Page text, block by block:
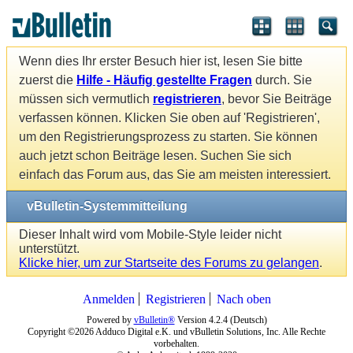
Wenn dies Ihr erster Besuch hier ist, lesen Sie bitte
zuerst die Hilfe - Häufig gestellte Fragen durch. Sie
müssen sich vermutlich registrieren, bevor Sie Beiträge
verfassen können. Klicken Sie oben auf 'Registrieren',
um den Registrierungsprozess zu starten. Sie können
auch jetzt schon Beiträge lesen. Suchen Sie sich
einfach das Forum aus, das Sie am meisten interessiert.
vBulletin-Systemmitteilung
Dieser Inhalt wird vom Mobile-Style leider nicht
unterstützt.
Klicke hier, um zur Startseite des Forums zu gelangen.
Anmelden Registrieren Nach oben
Powered by vBulletin®Version 4.2.4 (Deutsch)
Copyright ©2026 Adduco Digital e.K. und vBulletin Solutions, Inc. Alle Rechte
vorbehalten.